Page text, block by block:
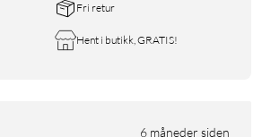
Fri retur
Hent i butikk, GRATIS!
6 måneder siden